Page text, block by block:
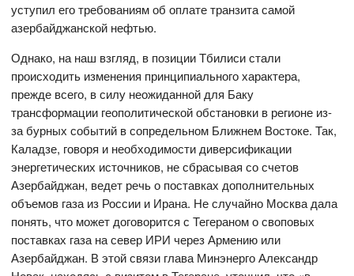
уступил его требованиям об оплате транзита самой
азербайджанской нефтью.
Однако, на наш взгляд, в позиции Тбилиси стали
происходить изменения принципиального характера,
прежде всего, в силу неожиданной для Баку
трансформации геополитической обстановки в регионе из-
за бурных событий в сопредельном Ближнем Востоке. Так,
Каладзе, говоря и необходимости диверсификации
энергетических источников, не сбрасывая со счетов
Азербайджан, ведет речь о поставках дополнительных
объемов газа из России и Ирана. Не случайно Москва дала
понять, что может договорится с Тегераном о своповых
поставках газа на север ИРИ через Армению или
Азербайджан. В этой связи глава Минэнерго Александр